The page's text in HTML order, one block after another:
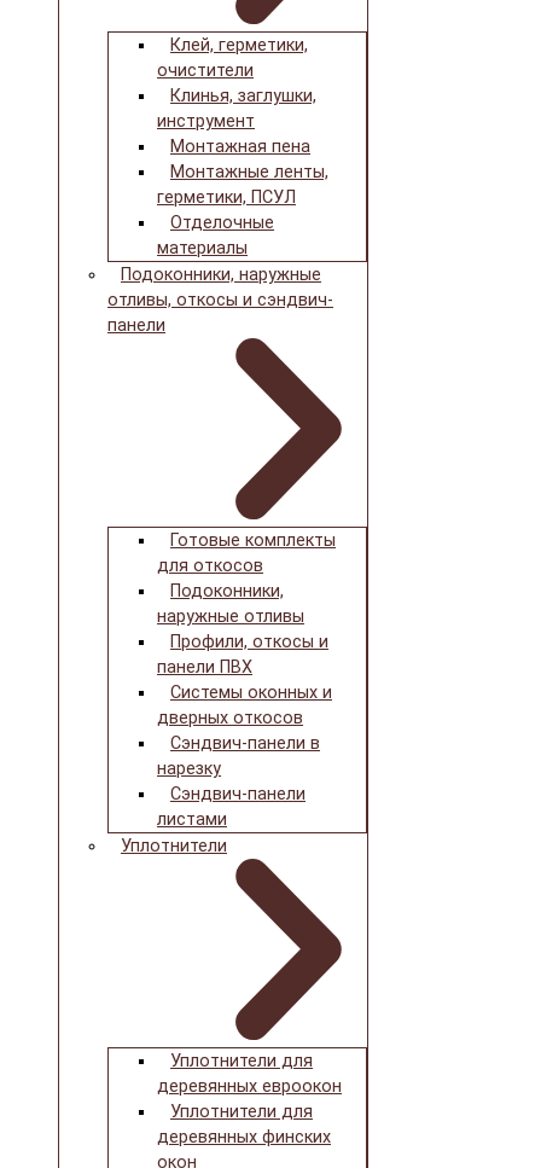
Клей, герметики,
очистители
Клинья, заглушки,
инструмент
Монтажная пена
Монтажные ленты,
герметики, ПСУЛ
Отделочные
материалы
Подоконники, наружные
отливы, откосы и сэндвич-
панели
Готовые комплекты
для откосов
Подоконники,
наружные отливы
Профили, откосы и
панели ПВХ
Системы оконных и
дверных откосов
Сэндвич-панели в
нарезку
Сэндвич-панели
листами
Уплотнители
Уплотнители для
деревянных евроокон
Уплотнители для
деревянных финских
окон